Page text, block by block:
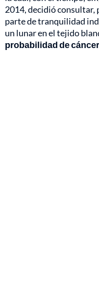
2014, decidió consultar,
parte de tranquilidad
un lunar en el tejido
probabilidad de